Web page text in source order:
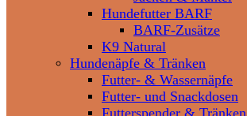
Hundefutter BARF
BARF-Zusätze
K9 Natural
Hundenäpfe & Tränken
Futter- & Wassernäpfe
Futter- und Snackdosen